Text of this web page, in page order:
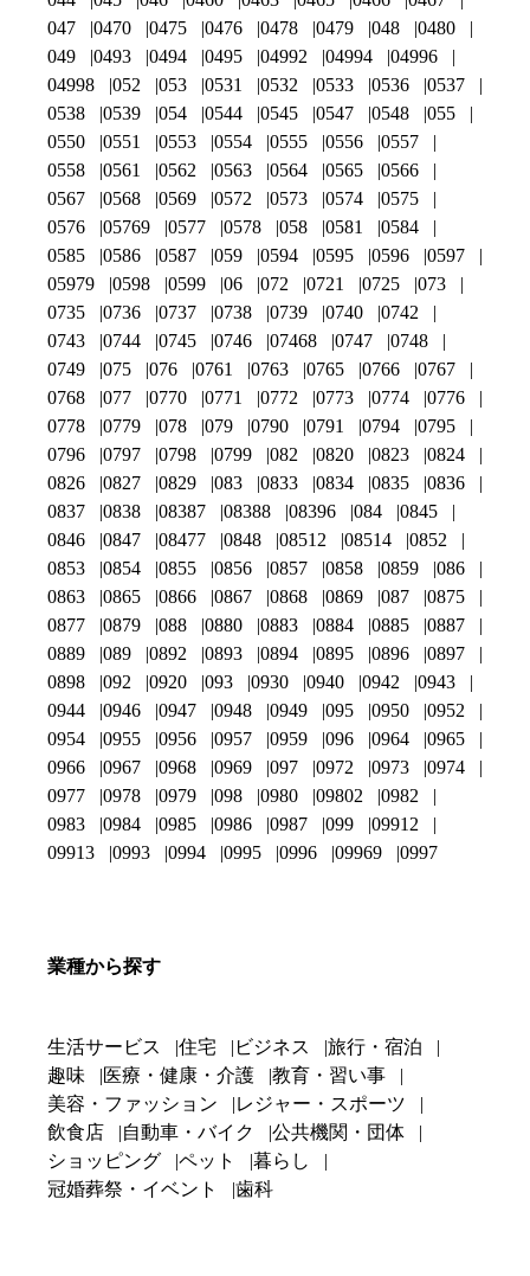
047
0470 0475 0476 0478 0479 048
0480
049
0493 0494 0495 04992 04994
04996
04998
052 053 0531 0532 0533 0536
0537
0538
0539 054 0544 0545 0547 0548
055
0550
0551 0553 0554 0555 0556
0557
0558
0561 0562 0563 0564 0565
0566
0567
0568 0569 0572 0573 0574
0575
0576
05769 0577 0578 058 0581
0584
0585
0586 0587 059 0594 0595 0596
0597
05979
0598 0599 06 072 0721 0725
073
0735
0736 0737 0738 0739 0740
0742
0743
0744 0745 0746 07468 0747
0748
0749
075 076 0761 0763 0765 0766
0767
0768
077 0770 0771 0772 0773 0774
0776
0778
0779 078 079 0790 0791 0794
0795
0796
0797 0798 0799 082 0820 0823
0824
0826
0827 0829 083 0833 0834 0835
0836
0837
0838 08387 08388 08396 084
0845
0846
0847 08477 0848 08512 08514
0852
0853
0854 0855 0856 0857 0858 0859
086
0863
0865 0866 0867 0868 0869 087
0875
0877
0879 088 0880 0883 0884 0885
0887
0889
089 0892 0893 0894 0895 0896
0897
0898
092 0920 093 0930 0940 0942
0943
0944
0946 0947 0948 0949 095 0950
0952
0954
0955 0956 0957 0959 096 0964
0965
0966
0967 0968 0969 097 0972 0973
0974
0977
0978 0979 098 0980 09802
0982
0983
0984 0985 0986 0987 099
09912
09913
0993 0994 0995 0996 09969 0997
業種から探す
生活サービス 住宅 ビジネス
旅行・宿泊
趣味
医療・健康・介護
教育・習い事
美容・ファッション
レジャー・スポーツ
飲食店
自動車・バイク
公共機関・団体
ショッピング
ペット
暮らし
冠婚葬祭・イベント
歯科